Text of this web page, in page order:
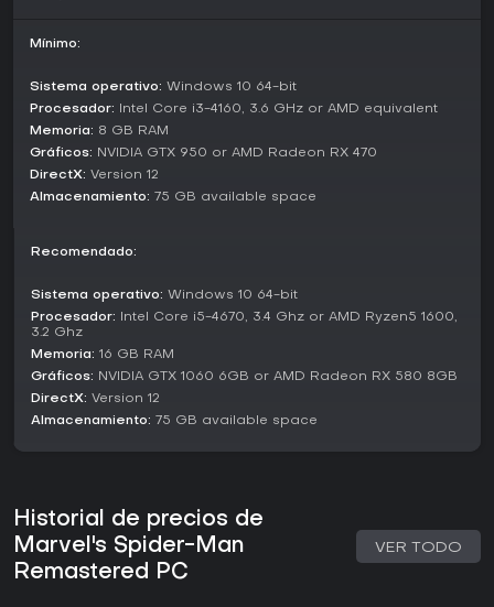
y sombras mejoradas aportan realismo a las calles de New
incluyen retroalimentación háptica con DualSense para
y teclado ofrecen personalización precisa de controles.
Marvel's Spider-Man Remastered resulta irresistible para
fans de los juegos de acción y aventura con historias
mantiene estable sin temporadas activas ni grandes
ofreciendo un paquete completo con el DLC incluido. Si te
exploración y heroicidades superheroicas, proporciona un
viaje pulido y fácil de recomendar, aunque quienes
Mínimo:
Sistema operativo: Windows 10 64-bit
Procesador: Intel Core i3-4160, 3.6 GHz or AMD equivalent
Memoria: 8 GB RAM
Gráficos: NVIDIA GTX 950 or AMD Radeon RX 470
DirectX: Version 12
Almacenamiento: 75 GB available space
Recomendado:
Sistema operativo: Windows 10 64-bit
Procesador: Intel Core i5-4670, 3.4 Ghz or AMD Ryzen5 1600,
3.2 Ghz
Memoria: 16 GB RAM
Gráficos: NVIDIA GTX 1060 6GB or AMD Radeon RX 580 8GB
DirectX: Version 12
Almacenamiento: 75 GB available space
Historial de precios de
Marvel's Spider-Man
Remastered PC
VER TODO